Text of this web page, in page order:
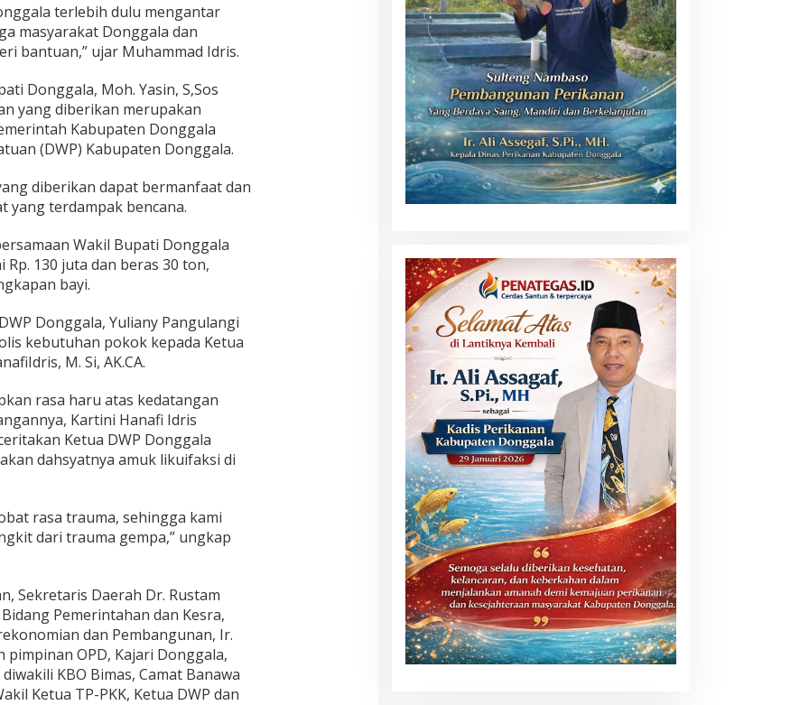
terlebih dulu mengantar
masyarakat Donggala dan
bantuan,” ujar Muhammad Idris.
Donggala, Moh. Yasin, S,Sos
yang diberikan merupakan
Kabupaten Donggala
(DWP) Kabupaten Donggala.
diberikan dapat bermanfaat dan
yang terdampak bencana.
Wakil Bupati Donggala
130 juta dan beras 30 ton,
bayi.
Donggala, Yuliany Pangulangi
kebutuhan pokok kepada Ketua
M. Si, AK.CA.
rasa haru atas kedatangan
Kartini Hanafi Idris
Ketua DWP Donggala
dahsyatnya amuk likuifaksi di
rasa trauma, sehingga kami
dari trauma gempa,” ungkap
Sekretaris Daerah Dr. Rustam
Bidang Pemerintahan dan Kesra,
dan Pembangunan, Ir.
pimpinan OPD, Kajari Donggala,
KBO Bimas, Camat Banawa
Ketua TP-PKK, Ketua DWP dan